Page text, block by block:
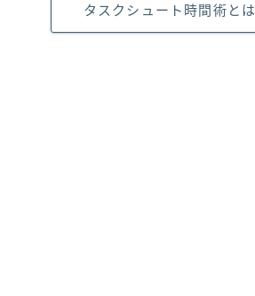
タスクシュート時間術とは